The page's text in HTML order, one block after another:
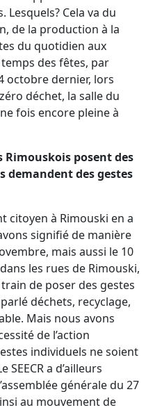
Cela va du
de la production à la
du quotidien aux
des fêtes, par
octobre dernier, lors
déchet, la salle du
fois encore pleine à
Rimouskois posent des
demandent des gestes
citoyen à Rimouski en a
signifié de manière
mais aussi le 10
les rues de Rimouski,
de poser des gestes
déchets, recyclage,
Mais nous avons
de l’action
individuels ne soient
SEECR a d’ailleurs
générale du 27
au mouvement de